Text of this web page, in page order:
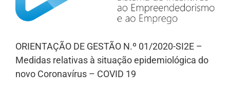
ORIENTAÇÃO DE GESTÃO N.º 01/2020-SI2E –
Medidas relativas à situação epidemiológica do
novo Coronavírus – COVID 19